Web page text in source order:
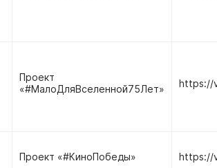
Проект
«#МалоДляВселенной75Лет»
https://
Проект «#КиноПобеды» https://